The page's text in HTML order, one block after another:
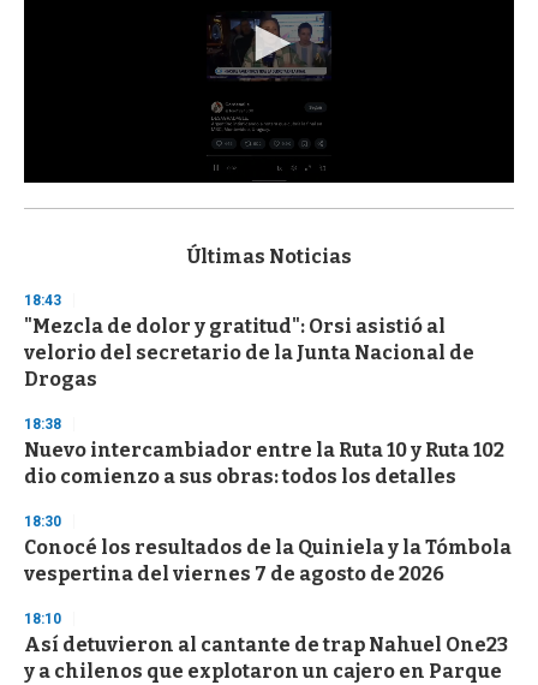
s
d
s
o
f
3
s
e
c
o
d
s
Últimas Noticias
18:43
"Mezcla de dolor y gratitud": Orsi asistió al
velorio del secretario de la Junta Nacional de
Drogas
18:38
Nuevo intercambiador entre la Ruta 10 y Ruta 102
dio comienzo a sus obras: todos los detalles
18:30
Conocé los resultados de la Quiniela y la Tómbola
vespertina del viernes 7 de agosto de 2026
18:10
Así detuvieron al cantante de trap Nahuel One23
y a chilenos que explotaron un cajero en Parque